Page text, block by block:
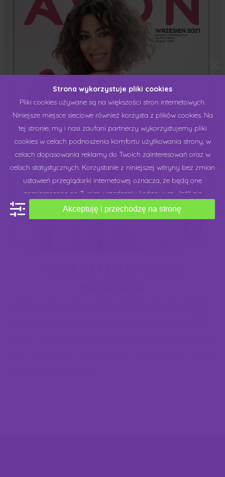
Strona wykorzystuje pliki cookies
Pliki cookies używane są na większości stron internetowych.
Niniejsze miejsce sieciowe również korzysta z plików cookies. Na
tej stronie, my i nasi zaufani partnerzy wykorzystujemy pliki
cookies w celach podnoszenia komfortu użytkowania strony, w
celach dopasowania reklamy do Twoich zainteresowań oraz w
celach statystycznych. Korzystanie z niniejszej witryny bez zmian
ustawień przeglądarki internetowej oznacza, że będą one
zamieszczane na Twoim urządzeniu końcowym. Jeśli nie
zgadzasz się na stosowanie plików cookies przez niniejsze
miejsce sieciowe, możesz dokonać zmiany "ustawień cookies",
Akceptuję i przechodzę na stronę